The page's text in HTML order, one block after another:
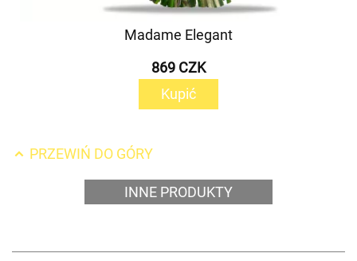
Madame Elegant
869 CZK
Kupić
PRZEWIŃ DO GÓRY
INNE PRODUKTY